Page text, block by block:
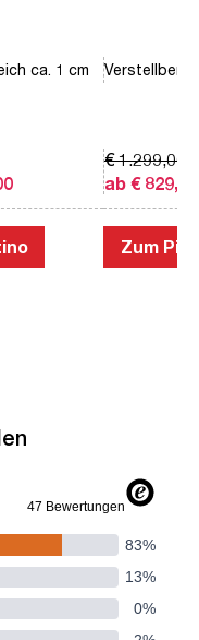
ca. 1 cm
ab € 829,00
€ 1.299,00
Zum